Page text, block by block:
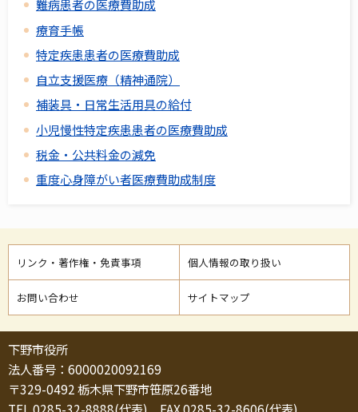
難病患者の医療費助成
療育手帳
特定疾患患者の医療費助成
自立支援医療（精神通院）
補装具・日常生活用具の給付
小児慢性特定疾患患者の医療費助成
税金・公共料金の減免
重度心身障がい者医療費助成制度
リンク・著作権・免責事項 個人情報の取り扱い
お問い合わせ サイトマップ
下野市役所
法人番号：6000020092169
〒329-0492 栃木県下野市笹原26番地